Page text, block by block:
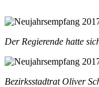
Der Regierende hatte
Bezirksstadtrat Oliver